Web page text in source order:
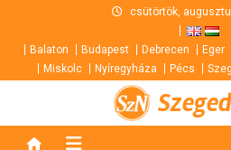
content
csütörtök,
Balaton Budapest Debrecen Eger
Miskolc
Nyíregyháza Pécs